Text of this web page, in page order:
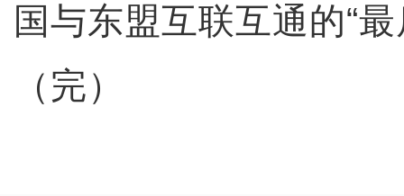
国与东盟互联互通的“
（完）